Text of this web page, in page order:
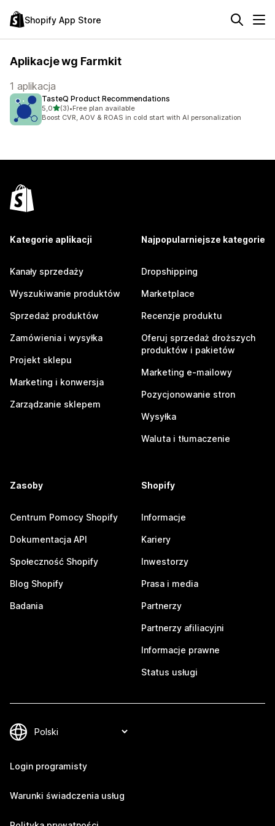
Shopify App Store
Aplikacje wg Farmkit
1 aplikacja
TasteQ Product Recommendations
5,0na 5 gwiazdek
(3)
Łączna liczba recenzji: 3
•Free plan available
Boost CVR, AOV & ROAS in cold start with AI personalization
Kategorie aplikacji
Kanały sprzedaży
Wyszukiwanie produktów
Sprzedaż produktów
Zamówienia i wysyłka
Projekt sklepu
Marketing i konwersja
Zarządzanie sklepem
Najpopularniejsze kategorie
Dropshipping
Marketplace
Recenzje produktu
Oferuj sprzedaż droższych
produktów i pakietów
Marketing e-mailowy
Pozycjonowanie stron
Wysyłka
Waluta i tłumaczenie
Zasoby
Centrum Pomocy Shopify
Dokumentacja API
Społeczność Shopify
Blog Shopify
Badania
Shopify
Informacje
Kariery
Inwestorzy
Prasa i media
Partnerzy
Partnerzy afiliacyjni
Informacje prawne
Status usługi
Login programisty
Warunki świadczenia usług